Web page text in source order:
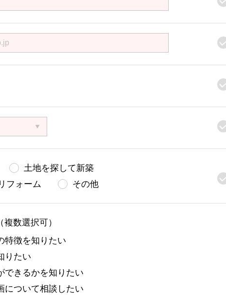
土地を探して新築
リフォーム その他
数選択可）
特徴を知りたい
りたい
できるかを知りたい
について相談したい